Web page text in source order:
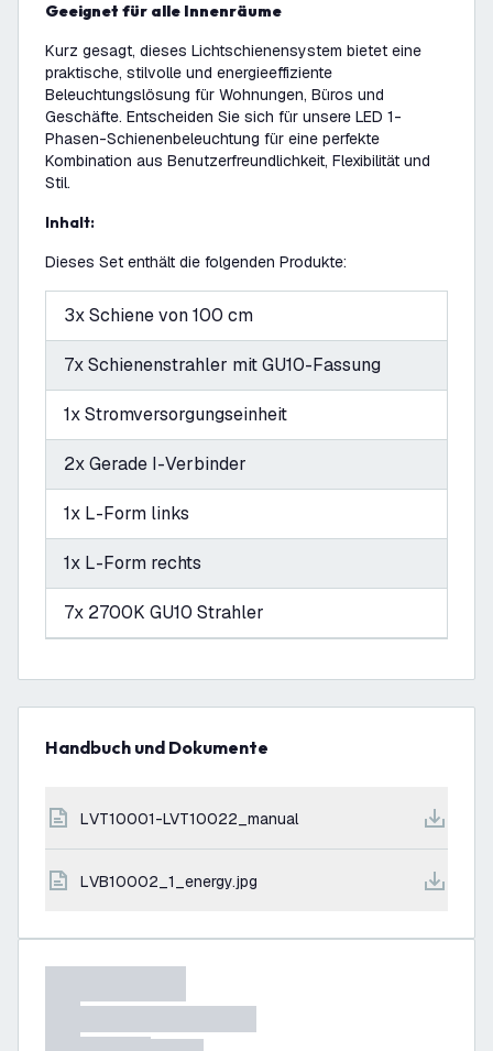
Geeignet für alle Innenräume
Kurz gesagt, dieses Lichtschienensystem bietet eine
praktische, stilvolle und energieeffiziente
Beleuchtungslösung für Wohnungen, Büros und
Geschäfte. Entscheiden Sie sich für unsere LED 1-
Phasen-Schienenbeleuchtung für eine perfekte
Kombination aus Benutzerfreundlichkeit, Flexibilität und
Stil.
Inhalt:
Dieses Set enthält die folgenden Produkte:
3x Schiene von 100 cm
7x Schienenstrahler mit GU10-Fassung
1x Stromversorgungseinheit
2x Gerade I-Verbinder
1x L-Form links
1x L-Form rechts
7x 2700K GU10 Strahler
Handbuch und Dokumente
LVT10001-LVT10022_manual
LVB10002_1_energy.jpg